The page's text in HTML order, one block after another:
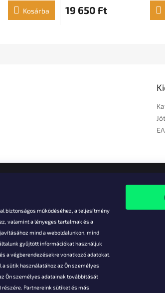
biztonságos működéséhez, a teljesítmény
valamint a lényeges tartalmak és a
mind a weboldalunkon, mind
gyűjtött információkat használjuk
a végberendezésekre vonatkozó adatokat.
sütik használatához az Ön személyes
Ön személyes adatainak továbbítását
Partnereink sütiket és más
Kosárba 19 650 Ft